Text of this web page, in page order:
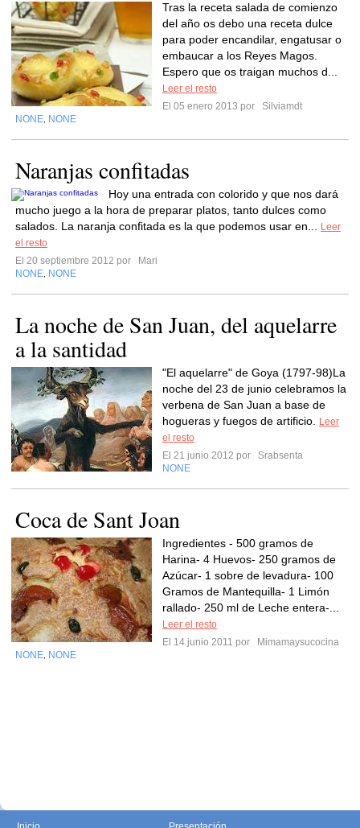
Tras la receta salada de comienzo
del año os debo una receta dulce
para poder encandilar, engatusar o
embaucar a los Reyes Magos.
Espero que os traigan muchos d...
Leer el resto
El 05 enero 2013 por
Silviamdt
NONE NONE
Naranjas confitadas
Hoy una entrada con colorido y que nos dará
mucho juego a la hora de preparar platos, tanto dulces como
salados. La naranja confitada es la que podemos usar en...
Leer
el resto
El 20 septiembre 2012 por
Mari
NONE NONE
La noche de San Juan, del aquelarre
a la santidad
"El aquelarre" de Goya (1797-98)La
noche del 23 de junio celebramos la
verbena de San Juan a base de
hogueras y fuegos de artificio.
Leer
el resto
El 21 junio 2012 por
Srabsenta
NONE
Coca de Sant Joan
Ingredientes - 500 gramos de
Harina- 4 Huevos- 250 gramos de
Azúcar- 1 sobre de levadura- 100
Gramos de Mantequilla- 1 Limón
rallado- 250 ml de Leche entera-...
Leer el resto
El 14 junio 2011 por
Mimamaysucocina
NONE NONE